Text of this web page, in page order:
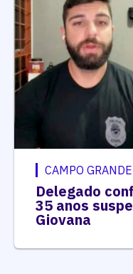
CAMPO
Delegado
35 anos
Giovana